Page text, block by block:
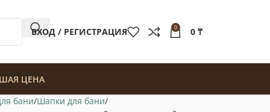
ВХОД / РЕГИСТРАЦИЯ 0 0 ₸
ЦЕНА
бани Шапки для бани